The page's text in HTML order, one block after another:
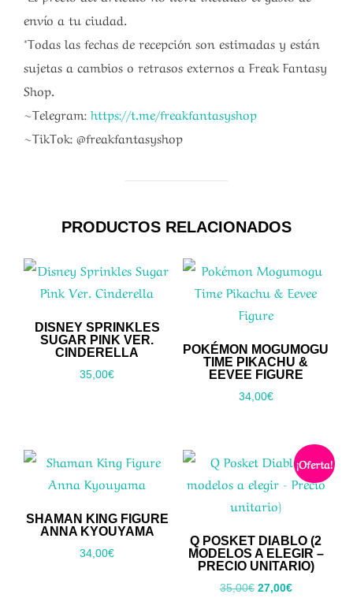
envío a tu ciudad.
*Todas las fechas de recepción son estimadas y están
sujetas a cambios o retrasos externos a Freak Fantasy
Shop.
~Telegram: https://t.me/freakfantasyshop
~TikTok: @freakfantasyshop
PRODUCTOS RELACIONADOS
DISNEY SPRINKLES
SUGAR PINK VER.
CINDERELLA
35,00€
POKÉMON MOGUMOGU
TIME PIKACHU &
EEVEE FIGURE
34,00€
SHAMAN KING FIGURE
ANNA KYOUYAMA
34,00€
¡Oferta!
Q POSKET DIABLO (2
MODELOS A ELEGIR –
PRECIO UNITARIO)
35,00€ El
27,00€El